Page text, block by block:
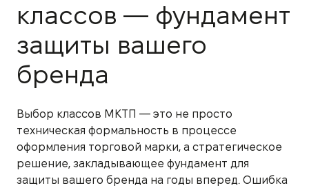
классов — фундамент
защиты вашего
бренда
Выбор классов МКТП — это не просто
техническая формальность в процессе
оформления торговой марки, а стратегическое
решение, закладывающее фундамент для
защиты вашего бренда на годы вперед. Ошибка